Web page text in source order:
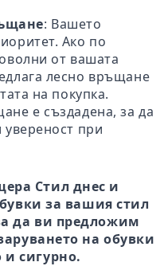
: Вашето
Ако по
от вашата
лесно връщане
на покупка.
е създадена, за да
увереност при
Стил днес и
за вашия стил
да ви предложим
на обувки
и сигурно.